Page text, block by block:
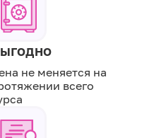
не меняется на
всего